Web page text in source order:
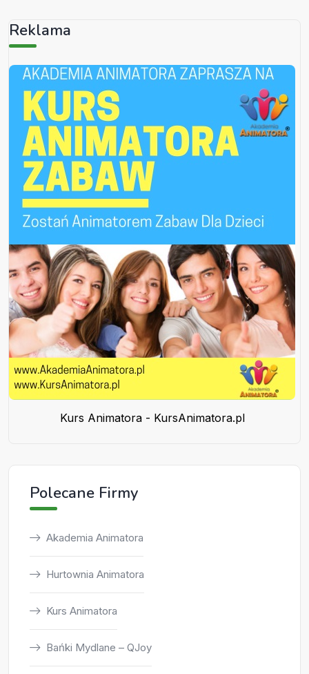
Reklama
Kurs Animatora - KursAnimatora.pl
Polecane Firmy
Akademia Animatora
Hurtownia Animatora
Kurs Animatora
Bańki Mydlane – QJoy